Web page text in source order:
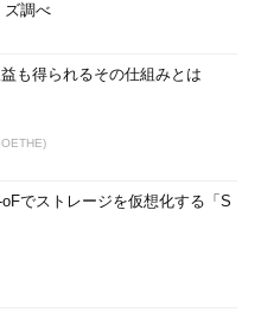
ズ調べ
も得られるその仕組みとは
でストレージを仮想化する「S